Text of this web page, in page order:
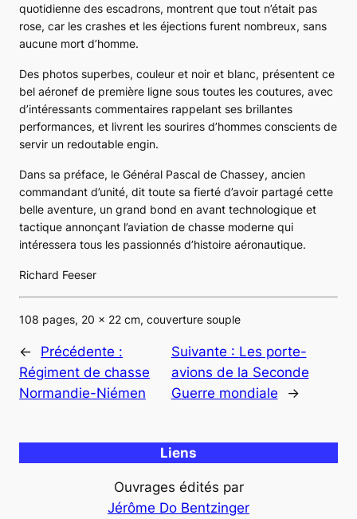
quotidienne des escadrons, montrent que tout n’était pas
rose, car les crashes et les éjections furent nombreux, sans
aucune mort d’homme.
Des photos superbes, couleur et noir et blanc, présentent ce
bel aéronef de première ligne sous toutes les coutures, avec
d’intéressants commentaires rappelant ses brillantes
performances, et livrent les sourires d’hommes conscients de
servir un redoutable engin.
Dans sa préface, le Général Pascal de Chassey, ancien
commandant d’unité, dit toute sa fierté d’avoir partagé cette
belle aventure, un grand bond en avant technologique et
tactique annonçant l’aviation de chasse moderne qui
intéressera tous les passionnés d’histoire aéronautique.
Richard Feeser
108 pages, 20 x 22 cm, couverture souple
←
Précédente :
Régiment de chasse
Normandie-Niémen
Suivante : Les porte-
avions de la Seconde
Guerre mondiale
→
Liens
Ouvrages édités par
Jérôme Do Bentzinger